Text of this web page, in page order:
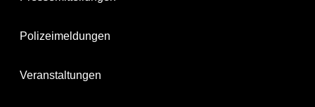
Polizeimeldungen
Veranstaltungen